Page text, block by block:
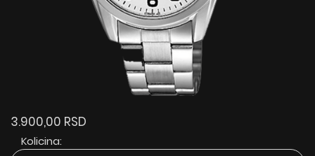
3.900,00 RSD
Kolicina: